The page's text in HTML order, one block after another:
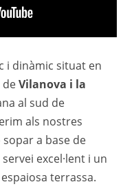
i dinàmic situat en
deVilanova i la
al sud de
als nostres
a base de
excel·lent i un
terrassa.